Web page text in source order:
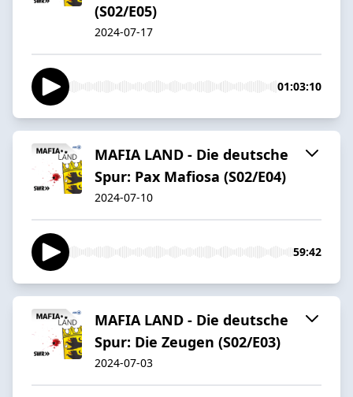
(S02/E05)
2024-07-17
01:03:10
MAFIA LAND - Die deutsche
Spur: Pax Mafiosa (S02/E04)
2024-07-10
59:42
MAFIA LAND - Die deutsche
Spur: Die Zeugen (S02/E03)
2024-07-03